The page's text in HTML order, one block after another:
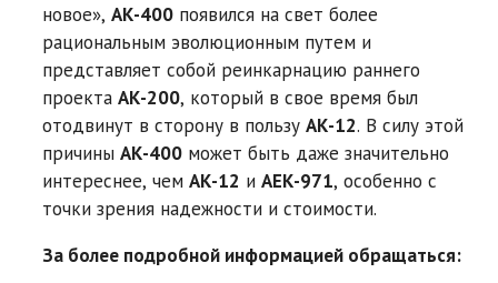
новое», АК-400 появился на свет более
рациональным эволюционным путем и
представляет собой реинкарнацию раннего
проекта АК-200, который в свое время был
отодвинут в сторону в пользу АК-12. В силу этой
причины АК-400 может быть даже значительно
интереснее, чем АК-12 и АЕК-971, особенно с
точки зрения надежности и стоимости.
За более подробной информацией обращаться: